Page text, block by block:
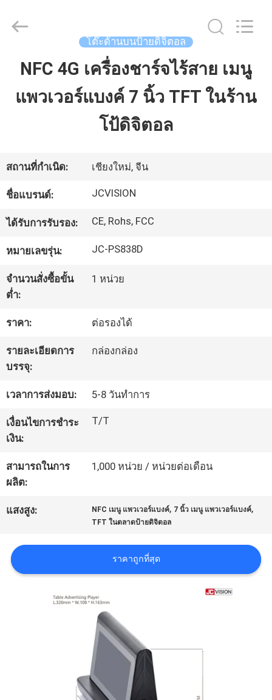
บ้าน
เกี่ยว
กับ
เรา
โรงงาน
คุณภาพ
ติดต่อ
เรา
ข่าว
กรณี
Shenzhen
Junction
โต๊ะด้านบนป้ายดิจิตอล
NFC 4G เครื่องชาร์จไร้สาย เมนู
แพวเวอร์แบงค์ 7 นิ้ว TFT ในร้าน
โป้ดิจิตอล
สถานที่กำเนิด: เชียงใหม่, จีน
ชื่อแบรนด์: JCVISION
ได้รับการรับรอง: CE, Rohs, FCC
หมายเลขรุ่น: JC-PS838D
จำนวนสั่งซื้อขั้น
ต่ำ:
1 หน่วย
ราคา: ต่อรองได้
รายละเอียดการ
บรรจุ:
กล่องกล่อง
เวลาการส่งมอบ: 5-8 วันทําการ
เงื่อนไขการชำระ
เงิน:
T/T
สามารถในการ
ผลิต:
1,000 หน่วย / หน่วยต่อเดือน
แสงสูง: NFC เมนู แพวเวอร์แบงค์, 7 นิ้ว เมนู แพวเวอร์แบงค์,
TFT ในตลาดป้ายดิจิตอล
ราคาถูกที่สุด